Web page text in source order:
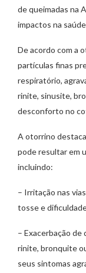
de queimadas na
impactos na
De acordo com a
partículas finas
respiratório,
rinite, sinusite,
desconforto no
A otorrino
pode resultar em
incluindo:
– Irritação nas
tosse e
– Exacerbação de
rinite, bronquite
seus sintomas